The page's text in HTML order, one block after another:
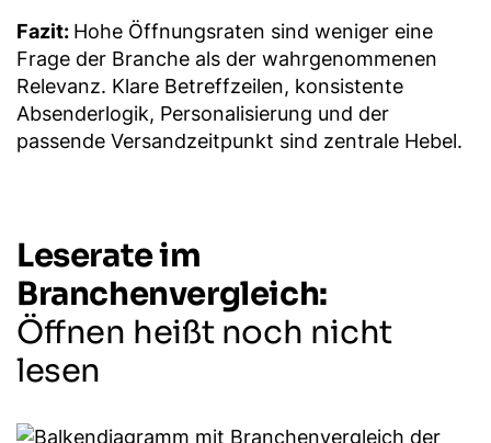
Fazit: Hohe Öffnungsraten sind weniger eine
Frage der Branche als der wahrgenommenen
Relevanz. Klare Betreffzeilen, konsistente
Absenderlogik, Personalisierung und der
passende Versandzeitpunkt sind zentrale Hebel.
Leserate im
Branchenvergleich:
Öffnen heißt noch nicht
lesen